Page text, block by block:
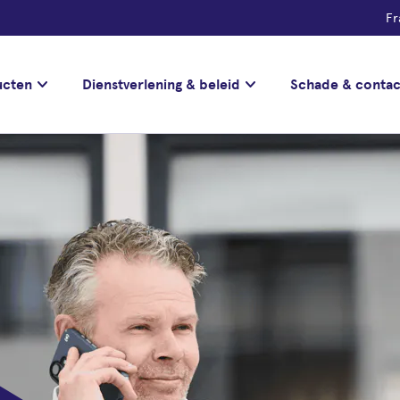
keyboard_arrow_down Dienstverlening & beleid keyboard_arrow_down Schade &